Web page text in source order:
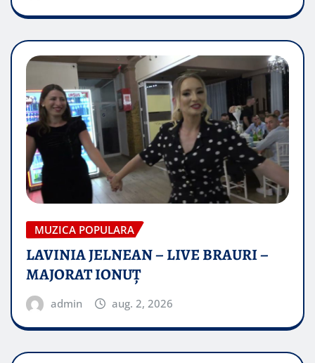
MUZICA POPULARA
LAVINIA JELNEAN – LIVE BRAURI –
MAJORAT IONUŢ
admin aug. 2, 2026